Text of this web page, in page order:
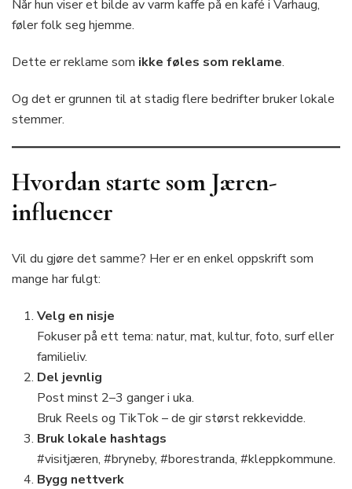
Når hun viser et bilde av varm kaffe på en kafé i Varhaug,
føler folk seg hjemme.
Dette er reklame som ikke føles som reklame.
Og det er grunnen til at stadig flere bedrifter bruker lokale
stemmer.
Hvordan starte som Jæren-
influencer
Vil du gjøre det samme? Her er en enkel oppskrift som
mange har fulgt:
Velg en nisje
Fokuser på ett tema: natur, mat, kultur, foto, surf eller
familieliv.
Del jevnlig
Post minst 2–3 ganger i uka.
Bruk Reels og TikTok – de gir størst rekkevidde.
Bruk lokale hashtags
#visitjæren, #bryneby, #borestranda, #kleppkommune.
Bygg nettverk